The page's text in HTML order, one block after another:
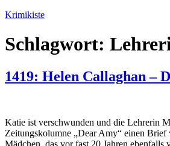
Zum
springen
Krimikiste
Schlagwort:
1419: Helen Callaghan –
Katie ist verschwunden und die Lehrerin
Zeitungskolumne „Dear Amy“ einen Brief
Mädchen, das vor fast 20 Jahren